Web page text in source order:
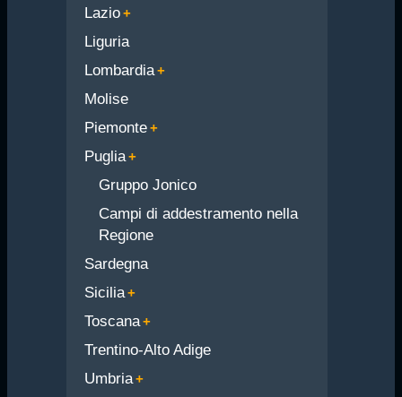
Lazio
Liguria
Lombardia
Molise
Piemonte
Puglia
Gruppo Jonico
Campi di addestramento nella
Regione
Sardegna
Sicilia
Toscana
Trentino-Alto Adige
Umbria